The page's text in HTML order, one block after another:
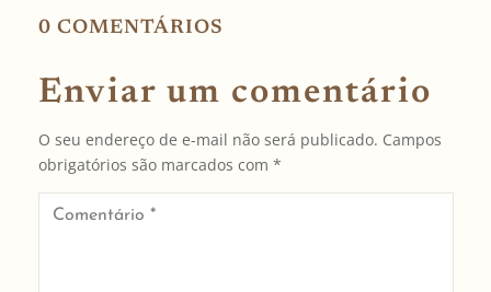
0 COMENTÁRIOS
Enviar um comentário
O seu endereço de e-mail não será publicado. Campos
obrigatórios são marcados com *